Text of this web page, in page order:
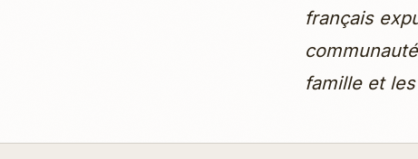
français
famille et